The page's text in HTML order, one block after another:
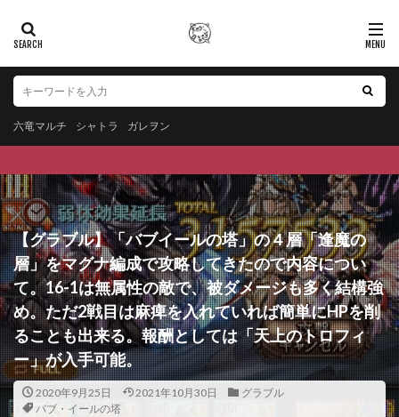
六竜マルチ シャトラ ガレヲン
【グラブル】「バブイールの塔」の４層「逢魔の
層」をマグナ編成で攻略してきたので内容につい
て。16-1は無属性の敵で、被ダメージも多く結構強
め。ただ2戦目は麻痺を入れていれば簡単にHPを削
ることも出来る。報酬としては「天上のトロフィ
ー」が入手可能。
2020年9月25日 2021年10月30日
グラブル
バブ・イールの塔